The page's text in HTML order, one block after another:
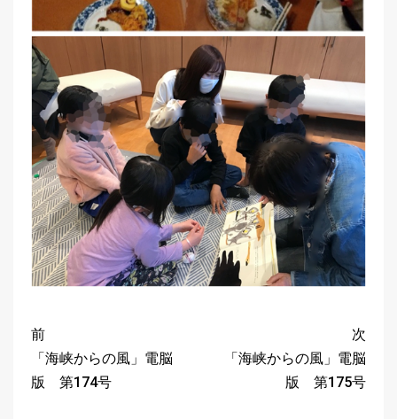
前
「海峡からの風」電脳
版 第174号
次
「海峡からの風」電脳
版 第175号